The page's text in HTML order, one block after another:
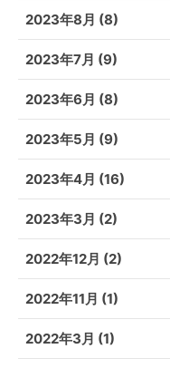
2023年8月 (8)
2023年7月 (9)
2023年6月 (8)
2023年5月 (9)
2023年4月 (16)
2023年3月 (2)
2022年12月 (2)
2022年11月 (1)
2022年3月 (1)